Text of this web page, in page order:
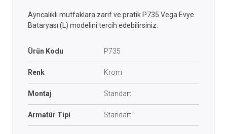
Ayrıcalıklı mutfaklara zarif ve pratik P735 Vega Evye
Bataryası (L) modelini tercih edebilirsiniz.
Ürün Kodu P735
Renk Krom
Montaj Standart
Armatür Tipi Standart